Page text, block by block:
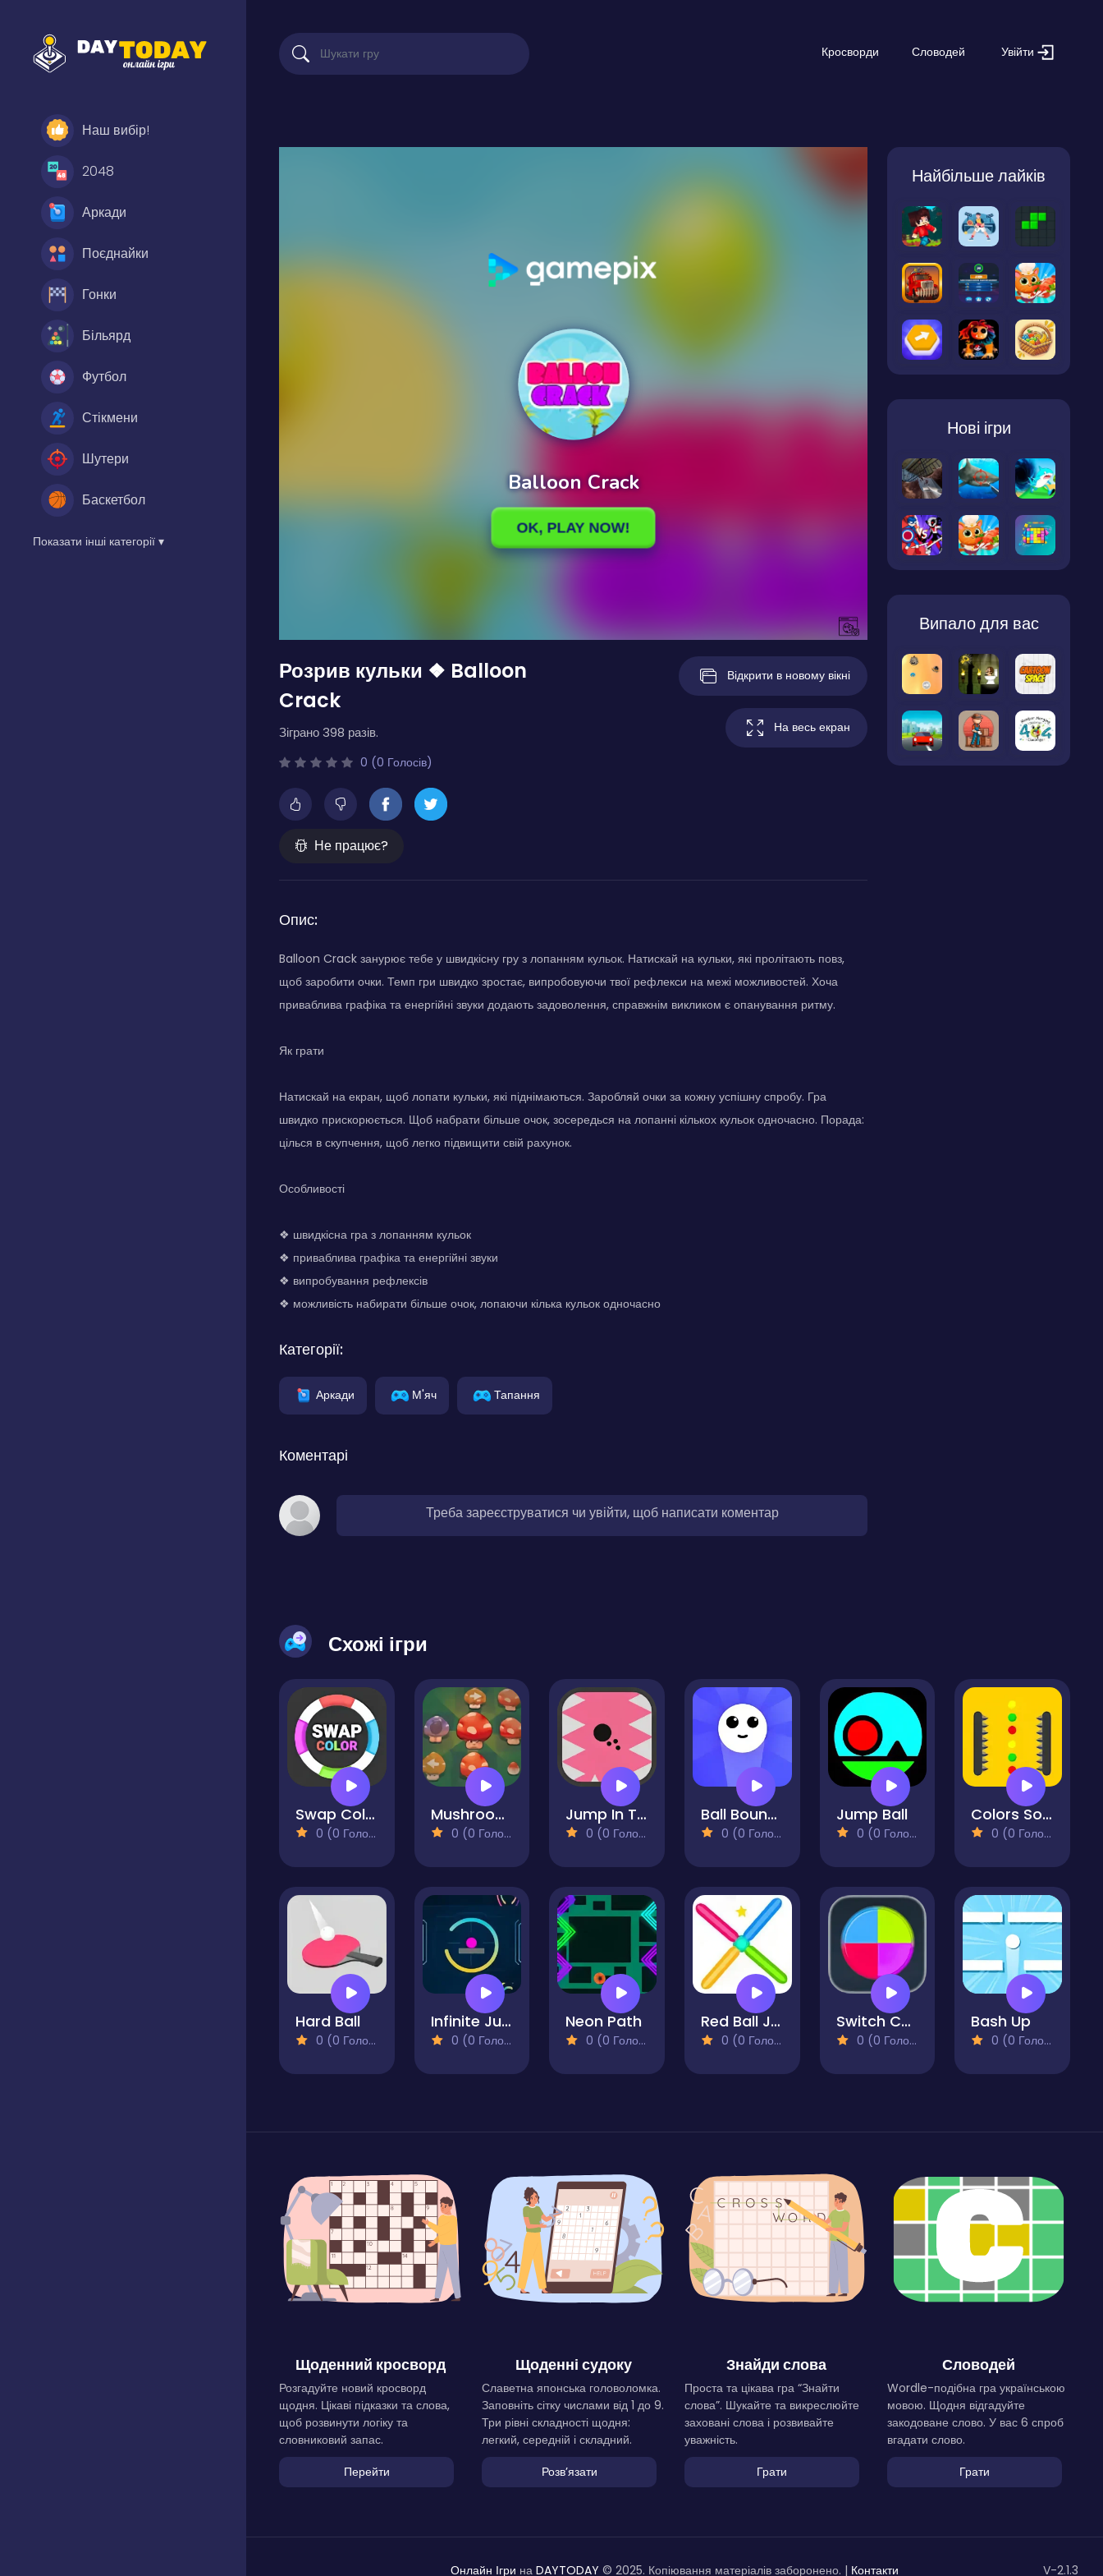
Наш вибір!
2048
Аркади
Поєднайки
Гонки
Більярд
Футбол
Стікмени
Шутери
Баскетбол
Показати інші категорії ▾
Кросворди Словодей Увійти
Розрив кульки ❖ Balloon
Crack
Зіграно 398 разів.
0 (0 Голосів)
Не працює?
Відкрити в новому вікні
На весь екран
Опис:
Balloon Crack занурює тебе у швидкісну гру з лопанням кульок. Натискай на кульки, які пролітають повз,
щоб заробити очки. Темп гри швидко зростає, випробовуючи твої рефлекси на межі можливостей. Хоча
приваблива графіка та енергійні звуки додають задоволення, справжнім викликом є опанування ритму.
Як грати
Натискай на екран, щоб лопати кульки, які піднімаються. Заробляй очки за кожну успішну спробу. Гра
швидко прискорюється. Щоб набрати більше очок, зосередься на лопанні кількох кульок одночасно. Порада:
цілься в скупчення, щоб легко підвищити свій рахунок.
Особливості
❖ швидкісна гра з лопанням кульок
❖ приваблива графіка та енергійні звуки
❖ випробування рефлексів
❖ можливість набирати більше очок, лопаючи кілька кульок одночасно
Категорії:
Аркади М'яч Тапання
Коментарі
Треба зареєструватися чи увійти, щоб написати коментар
Найбільше лайків
Нові ігри
Випало для вас
Схожі ігри
Swap Color
0 (0 Голосів)
Mushroom Pop
0 (0 Голосів)
Jump In The Wall
0 (0 Голосів)
Ball Bounce
0 (0 Голосів)
Jump Ball
0 (0 Голосів)
Colors Sorter
0 (0 Голосів)
Hard Ball
0 (0 Голосів)
Infinite Jumper
0 (0 Голосів)
Neon Path
0 (0 Голосів)
Red Ball Jump
0 (0 Голосів)
Switch Colors
0 (0 Голосів)
Bash Up
0 (0 Голосів)
Щоденний кросворд
Розгадуйте новий кросворд
щодня. Цікаві підказки та слова,
щоб розвинути логіку та
словниковий запас.
Перейти
Щоденні судоку
Славетна японська головоломка.
Заповніть сітку числами від 1 до 9.
Три рівні складності щодня:
легкий, середній і складний.
Розвʼязати
Знайди слова
Проста та цікава гра “Знайти
слова”. Шукайте та викреслюйте
заховані слова і розвивайте
уважність.
Грати
Словодей
Wordle-подібна гра українською
мовою. Щодня відгадуйте
закодоване слово. У вас 6 спроб
вгадати слово.
Грати
Онлайн Ігри на DAYTODAY © 2025. Копіювання матеріалів заборонено. | Контакти V-2.1.3